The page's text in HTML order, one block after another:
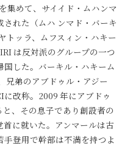
集めて、サイイド・ムハンマ
れた（ムハ ンマド・バーキ
トッラ、ムフスィン・ハキー
は反対派のグループの一つ
した。バーキル・ハキーム
兄弟のアブドゥル・アジー
改称。2009 年にアブドゥ
、その息子であり創設者の
に就いた。アンマールは古
登用で幹部は不満を持つよ